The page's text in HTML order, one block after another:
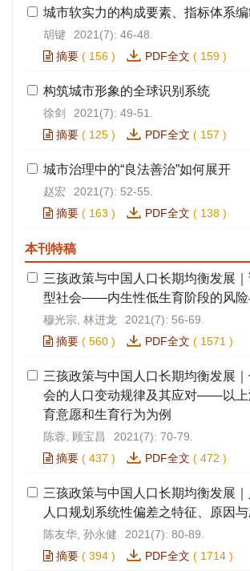
城市软实力的构成要素、指标体系
胡键
2021(7): 46-48.
摘要 ( 156 ) PDF全文 ( 159 )
构筑城市形象的全球识别系统
徐剑
2021(7): 49-51.
摘要 ( 125 ) PDF全文 ( 157 )
城市治理中的“良法善治”如何展开
赵宏
2021(7): 52-55.
摘要 ( 163 ) PDF全文 ( 138 )
本刊特稿
三孩政策与中国人口长期均衡发展
型社会——内生性低生育阶段的风险
穆光宗, 林进龙
2021(7): 56-69.
摘要 ( 560 ) PDF全文 ( 1571 )
三孩政策与中国人口长期均衡发展
会的人口变动规律及其应对——以上
育意愿和生育行为为例
陈蓉, 顾宝昌
2021(7): 70-79.
摘要 ( 437 ) PDF全文 ( 472 )
三孩政策与中国人口长期均衡发展
人口规划系统性偏差之特征、原因
陈友华, 孙永健
2021(7): 80-89.
摘要 ( 394 ) PDF全文 ( 1714 )